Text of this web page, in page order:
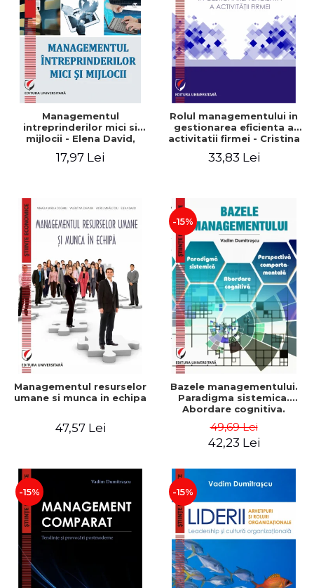
Managementul
intreprinderilor mici si
mijlocii - Elena David,
Roxana Carmen Ionescu,
17,97 Lei
Rolul managementului in
gestionarea eficienta a
activitatii firmei - Cristina
Gabriel Nastase, Mihaela-
33,83 Lei
Managementul resurselor
umane si munca in echipa
47,57 Lei
-15%
Bazele managementului.
Paradigma sistemica.
Abordare cognitiva.
comportamentala - Vadim
Dumitrascu
49,69 Lei
42,23 Lei
-15% -15%